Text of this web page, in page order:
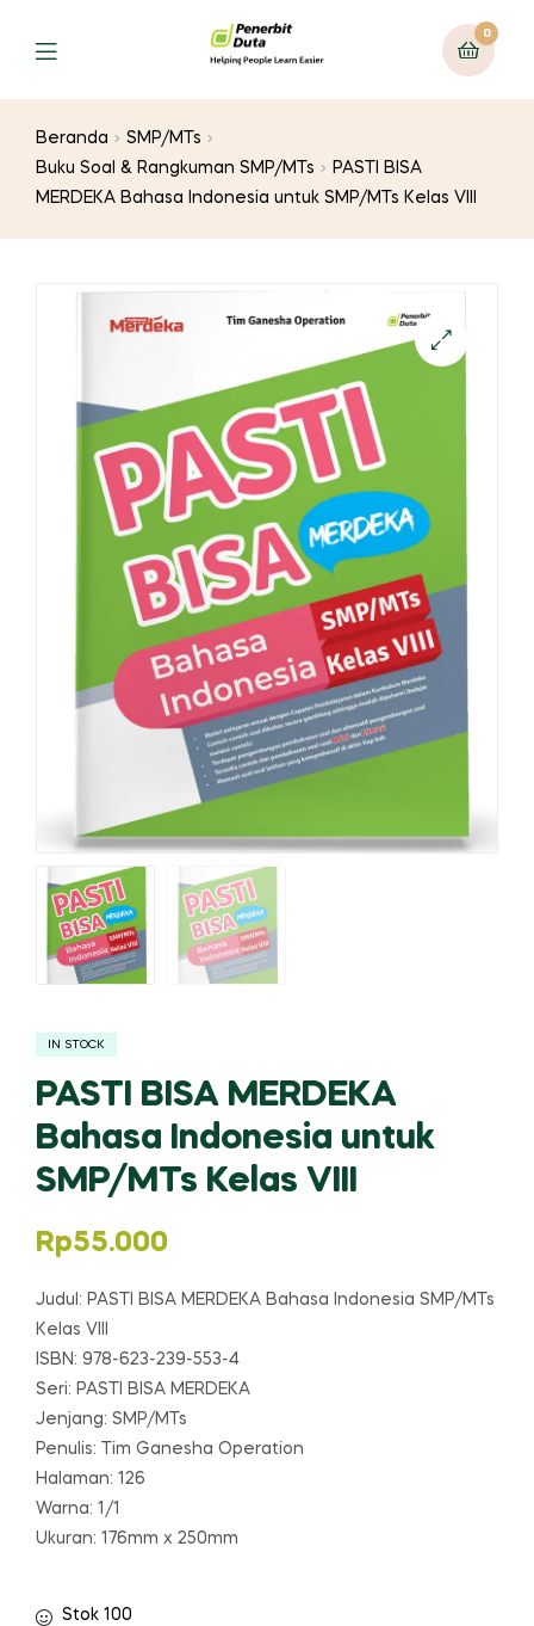
Menu
0
Beranda
SMP/MTs
Buku Soal & Rangkuman SMP/MTs
PASTI BISA
MERDEKA Bahasa Indonesia untuk SMP/MTs Kelas VIII
IN STOCK
PASTI BISA MERDEKA
Bahasa Indonesia untuk
SMP/MTs Kelas VIII
Rp55.000
Judul: PASTI BISA MERDEKA Bahasa Indonesia SMP/MTs
Kelas VIII
ISBN: 978-623-239-553-4
Seri: PASTI BISA MERDEKA
Jenjang: SMP/MTs
Penulis: Tim Ganesha Operation
Halaman: 126
Warna: 1/1
Ukuran: 176mm x 250mm
Stok 100